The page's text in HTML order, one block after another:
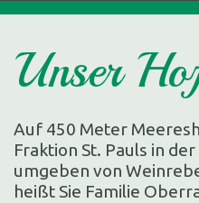
Unser
Auf 450 Meter
Fraktion St. Pauls in
umgeben von
heißt Sie Familie